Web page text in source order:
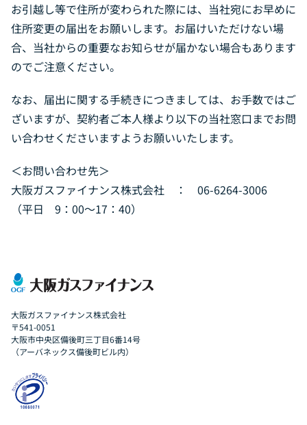
沿革
各種取り組み
ビリング（集金代行）サービス
クレジット（分割プラン）
個人保険
集合住宅オーナーさま向けリース
マンション管理組合さま向けリース
よくあるご質問
採用情報
お知らせ
お問い合わせ
Daigasグループ向け専用サイト
（Daigasグループ従業員さま 退職者さまはこちら）
お引越し等で住所が変わられた際には、当社宛にお早めに
住所変更の届出をお願いします。お届けいただけない場
合、当社からの重要なお知らせが届かない場合もあります
のでご注意ください。
なお、届出に関する手続きにつきましては、お手数ではご
ざいますが、契約者ご本人様より以下の当社窓口までお問
い合わせくださいますようお願いいたします。
＜お問い合わせ先＞
大阪ガスファイナンス株式会社 ： 06-6264-3006
（平日 9：00～17：40）
大阪ガスファイナンス株式会社
〒541-0051
大阪市中央区備後町三丁目6番14号
（アーバネックス備後町ビル内）